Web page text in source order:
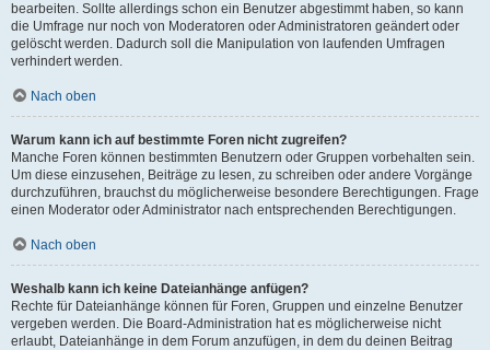
bearbeiten. Sollte allerdings schon ein Benutzer abgestimmt haben, so kann
die Umfrage nur noch von Moderatoren oder Administratoren geändert oder
gelöscht werden. Dadurch soll die Manipulation von laufenden Umfragen
verhindert werden.
Nach oben
Warum kann ich auf bestimmte Foren nicht zugreifen?
Manche Foren können bestimmten Benutzern oder Gruppen vorbehalten sein.
Um diese einzusehen, Beiträge zu lesen, zu schreiben oder andere Vorgänge
durchzuführen, brauchst du möglicherweise besondere Berechtigungen. Frage
einen Moderator oder Administrator nach entsprechenden Berechtigungen.
Nach oben
Weshalb kann ich keine Dateianhänge anfügen?
Rechte für Dateianhänge können für Foren, Gruppen und einzelne Benutzer
vergeben werden. Die Board-Administration hat es möglicherweise nicht
erlaubt, Dateianhänge in dem Forum anzufügen, in dem du deinen Beitrag